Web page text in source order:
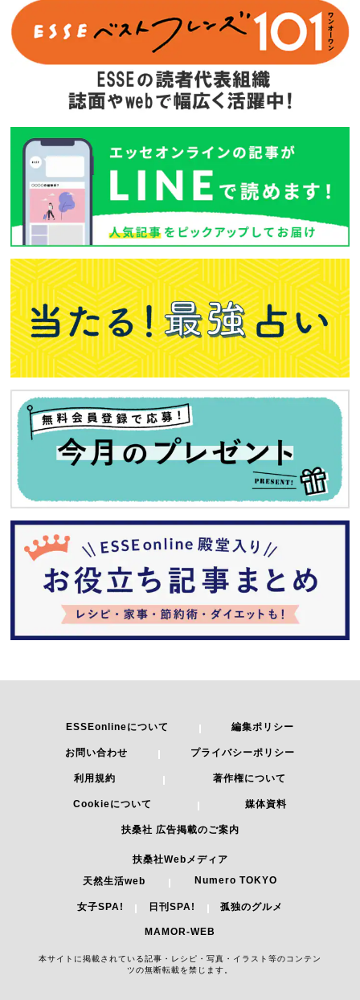
ESSEonlineについて 編集ポリシー
お問い合わせ プライバシーポリシー
利用規約 著作権について
Cookieについて 媒体資料
扶桑社 広告掲載のご案内
扶桑社Webメディア
天然生活web
Numero TOKYO
女子SPA! 日刊SPA! 孤独のグルメ
MAMOR-WEB
本サイトに掲載されている記事・レシピ・写真・イラスト等のコンテン
ツの無断転載を禁じます。